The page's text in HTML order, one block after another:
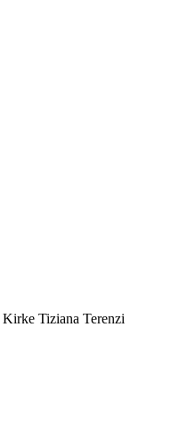
Kirke Tiziana Terenzi